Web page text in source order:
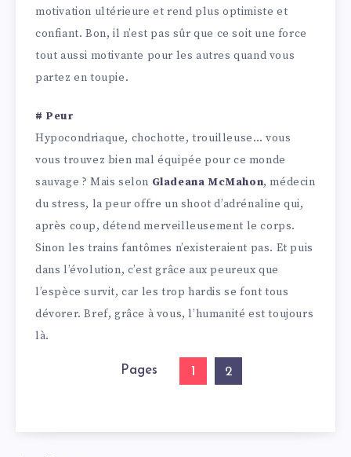
motivation ultérieure et rend plus optimiste et
confiant. Bon, il n’est pas sûr que ce soit une force
tout aussi motivante pour les autres quand vous
partez en toupie.
# Peur
Hypocondriaque, chochotte, trouilleuse… vous
vous trouvez bien mal équipée pour ce monde
sauvage ? Mais selon Gladeana McMahon, médecin
du stress, la peur offre un shoot d’adrénaline qui,
après coup, détend merveilleusement le corps.
Sinon les trains fantômes n’existeraient pas. Et puis
dans l’évolution, c’est grâce aux peureux que
l’espèce survit, car les trop hardis se font tous
dévorer. Bref, grâce à vous, l’humanité est toujours
là.
Pages 1 2